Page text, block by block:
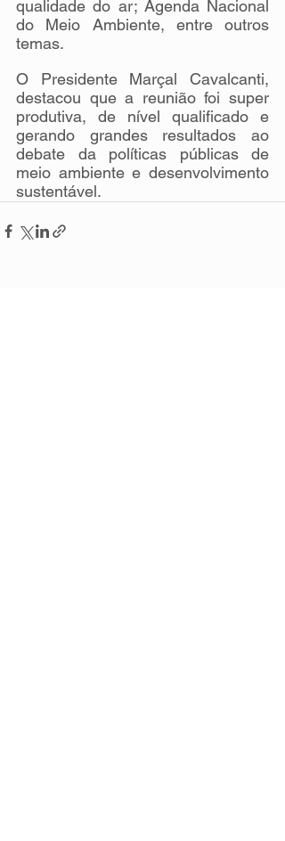
qualidade do ar; Agenda Nacional
do Meio Ambiente, entre outros
temas.
O Presidente Marçal Cavalcanti,
destacou que a reunião foi super
produtiva, de nível qualificado e
gerando grandes resultados ao
debate da políticas públicas de
meio ambiente e desenvolvimento
sustentável.